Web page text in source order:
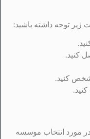
زیر توجه داشته باشید:
کنید.
کنید.
در مورد انتخاب موسسه